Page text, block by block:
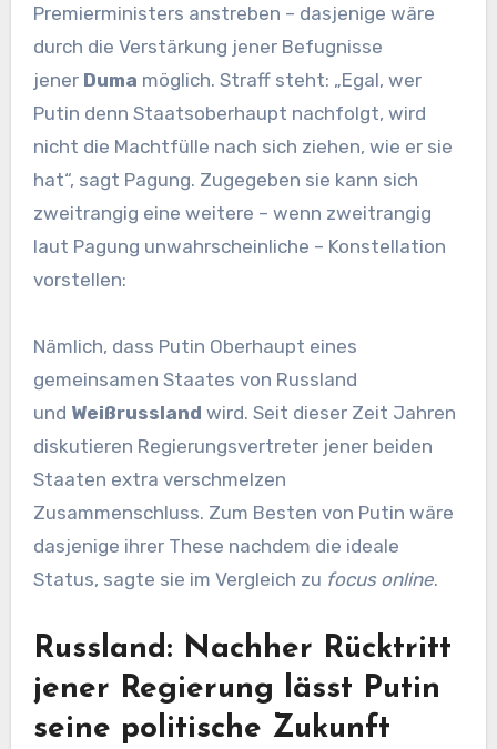
Premierministers anstreben – dasjenige wäre
durch die Verstärkung jener Befugnisse
jener Duma möglich. Straff steht: „Egal, wer
Putin denn Staatsoberhaupt nachfolgt, wird
nicht die Machtfülle nach sich ziehen, wie er sie
hat“, sagt Pagung. Zugegeben sie kann sich
zweitrangig eine weitere – wenn zweitrangig
laut Pagung unwahrscheinliche – Konstellation
vorstellen:
Nämlich, dass Putin Oberhaupt eines
gemeinsamen Staates von Russland
und Weißrussland wird. Seit dieser Zeit Jahren
diskutieren Regierungsvertreter jener beiden
Staaten extra verschmelzen
Zusammenschluss. Zum Besten von Putin wäre
dasjenige ihrer These nachdem die ideale
Status, sagte sie im Vergleich zu focus online.
Russland: Nachher Rücktritt
jener Regierung lässt Putin
seine politische Zukunft